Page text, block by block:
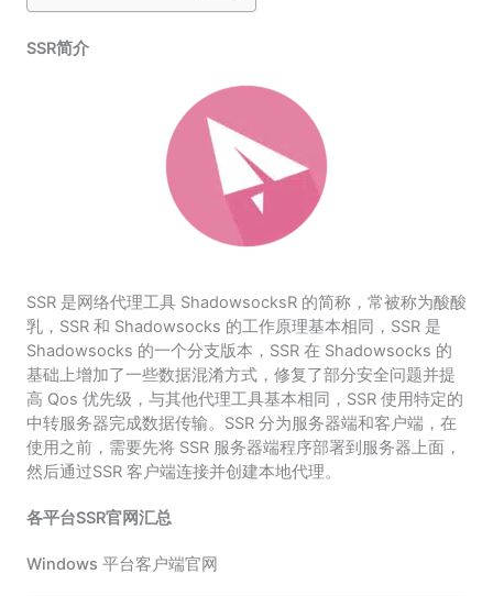
SSR简介
SSR 是网络代理工具 ShadowsocksR 的简称，常被称为酸酸
乳，SSR 和 Shadowsocks 的工作原理基本相同，SSR 是
Shadowsocks 的一个分支版本，SSR 在 Shadowsocks 的
基础上增加了一些数据混淆方式，修复了部分安全问题并提
高 Qos 优先级，与其他代理工具基本相同，SSR 使用特定的
中转服务器完成数据传输。SSR 分为服务器端和客户端，在
使用之前，需要先将 SSR 服务器端程序部署到服务器上面，
然后通过SSR 客户端连接并创建本地代理。
各平台SSR官网汇总
Windows 平台客户端官网